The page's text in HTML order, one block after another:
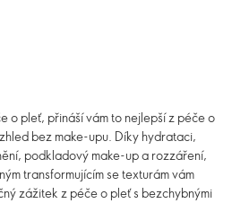
o pleť, přináší vám to nejlepší z péče o
bez make-upu. Díky hydrataci,
podkladový make-up a rozzáření,
transformujícím se texturám vám
zážitek z péče o pleť s bezchybnými